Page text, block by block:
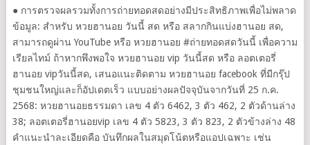
● การตรวจผลรวมทั้งการถ่ายทอดสดอย่างมีประสิทธิภาพเพื่อไม่พลาด
ข้อมูล: สำหรับ หวยฮานอย วันนี้ สด หรือ สลากกินแบ่งฮานอย สด,
สามารถดูผ่าน YouTube หรือ หวยฮานอย #ถ่ายทอดสดวันนี้ เพื่อความ
เรียลไทม์ ถ้าหากพึงพอใจ หวยฮานอย vip วันนี้สด หรือ ลอตเตอรี่
ฮานอย vipวันนี้สด, เสนอแนะติดตาม หวยฮานอย facebook ที่มีกรุ๊ป
ชุมชนใหญ่และก็อัปเดตเร็ว แบบอย่างผลปัจจุบันจากวันที่ 25 ก.ค.
2568: หวยฮานอยธรรมดา เลข 4 ตัว 6462, 3 ตัว 462, 2 ตัวด้านล่าง
38; ลอตเตอรี่ฮานอยvip เลข 4 ตัว 5823, 3 ตัว 823, 2 ตัวข้างล่าง 48
คำแนะนำละเอียดคือ บันทึกผลในสมุดโน้ตหรือแอปเฉพาะ เช่น